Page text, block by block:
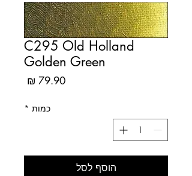
C295 Old Holland
Golden Green
כמות *
הוסף לסל